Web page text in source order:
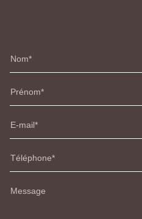
Nom
Prénom
E-mail
Téléphone
Message